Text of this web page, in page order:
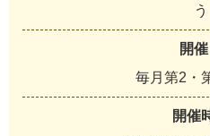
う
開催
毎月第2・
開催